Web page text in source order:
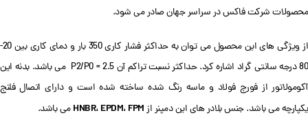
محصولات شرکت فاکس در سراسر جهان صادر می شود.
از ویژگی های این محصول می توان به حداکثر فشار کاری 350 بار و دمای کاری بین 20-
80 درجه سانتی گراد اشاره کرد. حداکثر نسبت تراکم آن P2/P0 = 2.5 می باشد. بدنه این
آکومولاتور از فورج فولاد و ماسه رنگ شده ساخته شده است و دارای اتصال فلنج
یکپارچه می باشد. جنس بلادر های این دمپنر ازHNBR، EPDM، FPMمی باشد.